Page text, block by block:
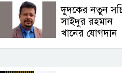
দুদকের নতুন
সাইদুর রহমান
খানের যোগদান